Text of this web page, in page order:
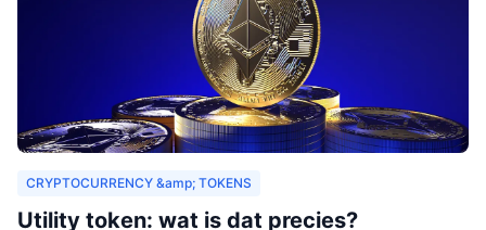
CRYPTOCURRENCY &amp; TOKENS
Utility token: wat is dat precies?